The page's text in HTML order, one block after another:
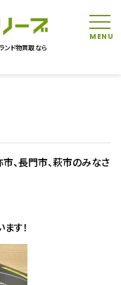
ンド物買取なら
、長門市、萩市のみなさ
す！